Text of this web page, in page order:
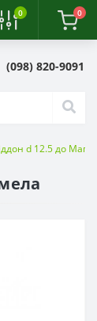
0 0
(098) 820-9091
d 12.5 до